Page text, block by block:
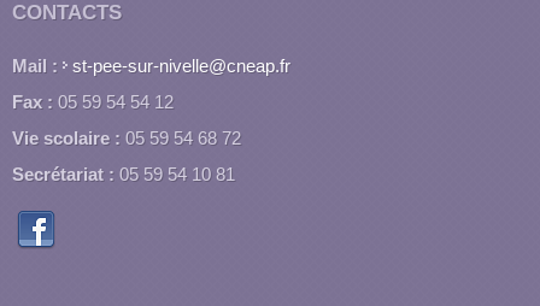
CONTACTS
Mail :
st-pee-sur-nivelle@cneap.fr
Fax : 05 59 54 54 12
Vie scolaire : 05 59 54 68 72
Secrétariat : 05 59 54 10 81